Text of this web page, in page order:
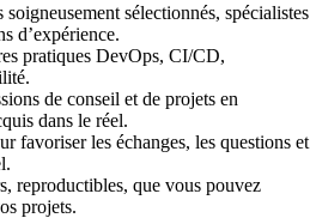
sélectionnés, spécialistes
d’expérience.
pratiques DevOps, CI/CD,
de conseil et de projets en
dans le réel.
favoriser les échanges, les questions et
reproductibles, que vous pouvez
projets.